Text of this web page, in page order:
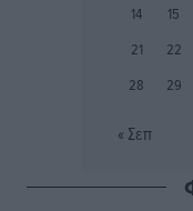
Ιππότες: Με το
ευρώ σε κέρδη
14
15
21
22
28
29
« Σεπ